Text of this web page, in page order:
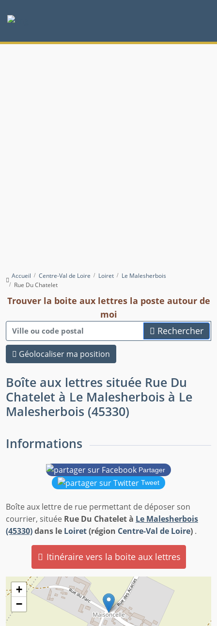
Accueil Centre-Val de Loire Loiret
Le Malesherbois
Rue Du Chatelet
Trouver la boite aux lettres la poste autour de
moi
Rechercher
Géolocaliser ma position
Boîte aux lettres située Rue Du
Chatelet à Le Malesherbois à Le
Malesherbois (45330)
Informations
Partager
Tweet
Boîte aux lettre de rue permettant de déposer son
courrier, située Rue Du Chatelet à Le Malesherbois
(45330)dans le Loiret(région Centre-Val de Loire) .
Itinéraire vers la boite aux lettres
+
−